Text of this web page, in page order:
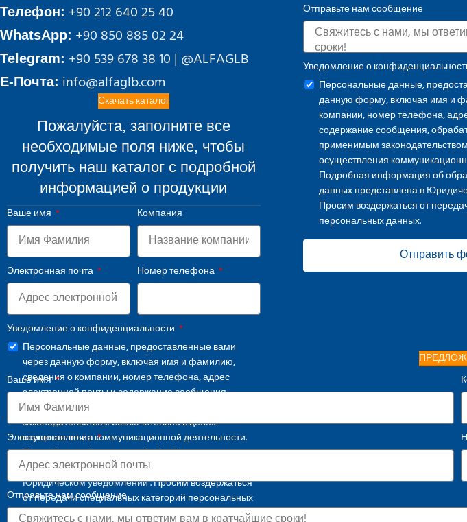
Телефон: +90 212 640 25 40
WhatsApp: +90 850 885 02 24
Telegram: +90 539 678 38 10 | @ALFAGLB
E-Почта: info@alfaglb.com
Скачать каталог
Пожалуйста, заполните все
необходимые поля ниже, чтобы
получить наш каталог с подробной
информацией о продукции
Ваше имя Компания
Электронная почта Номер телефона
Уведомление о конфиденциальности
Персональные данные, предоставленные вами
через данную форму, включая имя и фамилию,
сведения о компании, номер телефона, адрес
электронной почты и содержание сообщения,
обрабатываются в соответствии с применимым
законодательством исключительно в целях
осуществления коммуникационной деятельности.
Подробная информация об обработке
персональных данных представлена в
Юридическом уведомлении. Просим воздержаться
от передачи специальных категорий персональных
данных.
Отправьте нам сообщение
Уведомление о
Персональные данные,
данную форму, включая имя и
компании, номер телефона,
содержание сообщения,
применимым
осуществления
Подробная информация об
данных представлена в
Просим воздержаться от
персональных данных.
Отправить
Ваше имя
Электронная почта
Отправьте нам сообщение